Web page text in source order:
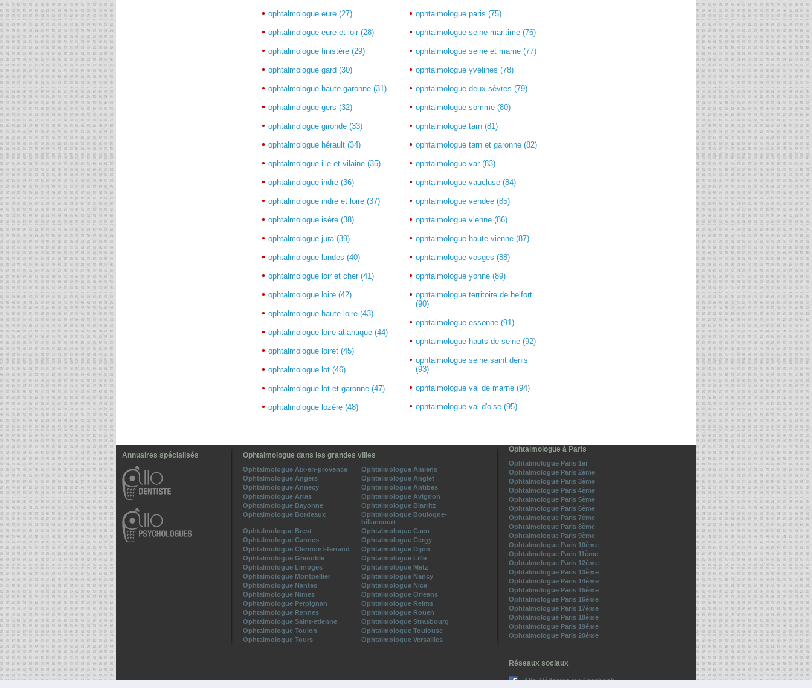
ophtalmologue eure (27)
ophtalmologue eure et loir (28)
ophtalmologue finistère (29)
ophtalmologue gard (30)
ophtalmologue haute garonne (31)
ophtalmologue gers (32)
ophtalmologue gironde (33)
ophtalmologue hérault (34)
ophtalmologue ille et vilaine (35)
ophtalmologue indre (36)
ophtalmologue indre et loire (37)
ophtalmologue isère (38)
ophtalmologue jura (39)
ophtalmologue landes (40)
ophtalmologue loir et cher (41)
ophtalmologue loire (42)
ophtalmologue haute loire (43)
ophtalmologue loire atlantique (44)
ophtalmologue loiret (45)
ophtalmologue lot (46)
ophtalmologue lot-et-garonne (47)
ophtalmologue lozère (48)
ophtalmologue paris (75)
ophtalmologue seine maritime (76)
ophtalmologue seine et marne (77)
ophtalmologue yvelines (78)
ophtalmologue deux sèvres (79)
ophtalmologue somme (80)
ophtalmologue tarn (81)
ophtalmologue tarn et garonne (82)
ophtalmologue var (83)
ophtalmologue vaucluse (84)
ophtalmologue vendée (85)
ophtalmologue vienne (86)
ophtalmologue haute vienne (87)
ophtalmologue vosges (88)
ophtalmologue yonne (89)
ophtalmologue territoire de belfort
(90)
ophtalmologue essonne (91)
ophtalmologue hauts de seine (92)
ophtalmologue seine saint denis
(93)
ophtalmologue val de marne (94)
ophtalmologue val d'oise (95)
Annuaires spécialisés Ophtalmologue dans les grandes villes
Ophtalmologue Aix-en-provence
Ophtalmologue Amiens
Ophtalmologue Angers
Ophtalmologue Anglet
Ophtalmologue Annecy
Ophtalmologue Antibes
Ophtalmologue Arras
Ophtalmologue Avignon
Ophtalmologue Bayonne
Ophtalmologue Biarritz
Ophtalmologue Bordeaux
Ophtalmologue Boulogne-
billancourt
Ophtalmologue Brest
Ophtalmologue Caen
Ophtalmologue Cannes
Ophtalmologue Cergy
Ophtalmologue Clermont-ferrand
Ophtalmologue Dijon
Ophtalmologue Grenoble
Ophtalmologue Lille
Ophtalmologue Limoges
Ophtalmologue Metz
Ophtalmologue Montpellier
Ophtalmologue Nancy
Ophtalmologue Nantes
Ophtalmologue Nice
Ophtalmologue Nimes
Ophtalmologue Orleans
Ophtalmologue Perpignan
Ophtalmologue Reims
Ophtalmologue Rennes
Ophtalmologue Rouen
Ophtalmologue Saint-etienne
Ophtalmologue Strasbourg
Ophtalmologue Toulon
Ophtalmologue Toulouse
Ophtalmologue Tours
Ophtalmologue Versailles
Ophtalmologue à Paris
Ophtalmologue Paris 1er
Ophtalmologue Paris 2ème
Ophtalmologue Paris 3ème
Ophtalmologue Paris 4ème
Ophtalmologue Paris 5ème
Ophtalmologue Paris 6ème
Ophtalmologue Paris 7ème
Ophtalmologue Paris 8ème
Ophtalmologue Paris 9ème
Ophtalmologue Paris 10ème
Ophtalmologue Paris 11ème
Ophtalmologue Paris 12ème
Ophtalmologue Paris 13ème
Ophtalmologue Paris 14ème
Ophtalmologue Paris 15ème
Ophtalmologue Paris 16ème
Ophtalmologue Paris 17ème
Ophtalmologue Paris 18ème
Ophtalmologue Paris 19ème
Ophtalmologue Paris 20ème
Réseaux sociaux
Allo-Médecins sur Facebook